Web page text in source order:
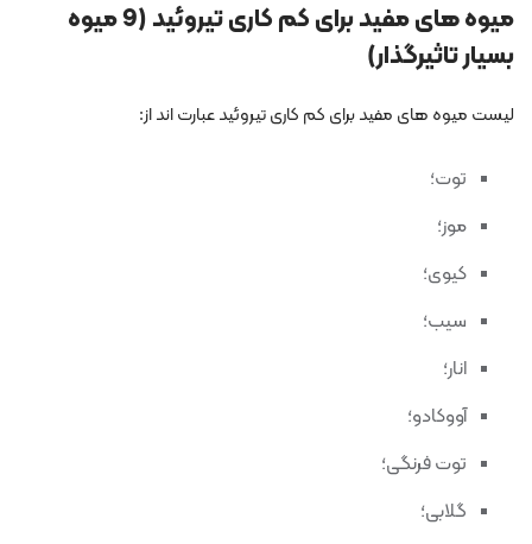
میوه های مفید برای کم کاری تیروئید (9 میوه
بسیار تاثیرگذار)
لیست میوه های مفید برای کم کاری تیروئید عبارت اند از:
توت؛
موز؛
کیوی؛
سیب؛
انار؛
آووکادو؛
توت فرنگی؛
گلابی؛